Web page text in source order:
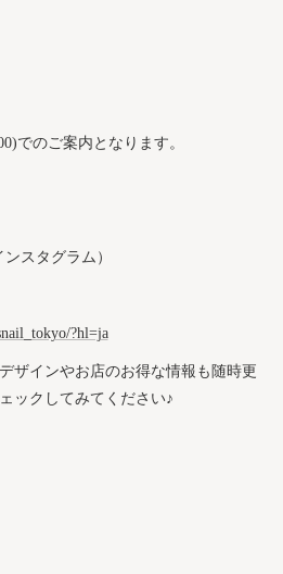
でのご案内となります。
スタグラム）
?hl=ja
ザインやお店のお得な情報も随時更
ックしてみてください♪